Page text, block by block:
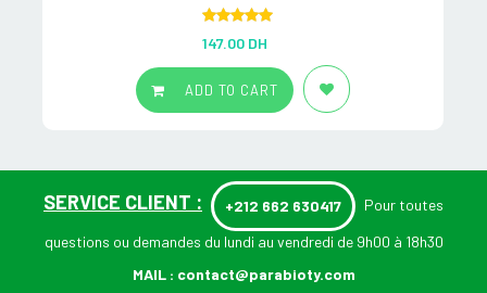
out of 5
147.00 DH
ADD TO CART
SERVICE CLIENT : +212 662 630417 Pour toutes
questions ou demandes du lundi au vendredi de 9h00 à 18h30
MAIL : contact@parabioty.com